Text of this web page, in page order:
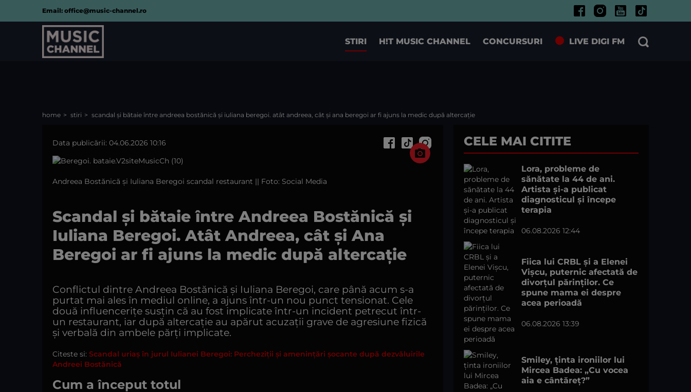
Email: office@music-channel.ro
STIRI H!T MUSIC CHANNEL CONCURSURI LIVE DIGI FM
home stiri scandal și bătaie între andreea bostănică și iuliana beregoi. atât andreea, cât și ana beregoi ar fi ajuns la medic după altercație
Data publicării: 04.06.2026 10:16
Andreea Bostănică și Iuliana Beregoi scandal restaurant || Foto: Social Media
Scandal și bătaie între Andreea Bostănică și
Iuliana Beregoi. Atât Andreea, cât și Ana
Beregoi ar fi ajuns la medic după altercație
Conflictul dintre Andreea Bostănică și Iuliana Beregoi, care până acum s-a
purtat mai ales în mediul online, a ajuns într-un nou punct tensionat. Cele
două influencerițe susțin că au fost implicate într-un incident petrecut într-
un restaurant, iar după altercație au apărut acuzații grave de agresiune fizică
și verbală din ambele părți implicate.
Citeste si: Scandal uriaș în jurul Iulianei Beregoi: Percheziții și amenințări șocante după dezvăluirile
Andreei Bostănică
Cum a început totul
CELE MAI CITITE
Lora, probleme de
sănătate la 44 de ani.
Artista și-a publicat
diagnosticul și începe
terapia
06.08.2026 12:44
Fiica lui CRBL și a Elenei
Vișcu, puternic afectată de
divorțul părinților. Ce
spune mama ei despre
acea perioadă
06.08.2026 13:39
Smiley, ținta ironiilor lui
Mircea Badea: „Cu vocea
aia e cântăreț?”